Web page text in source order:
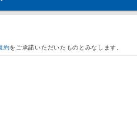
約をご承諾いただいたものとみなします。